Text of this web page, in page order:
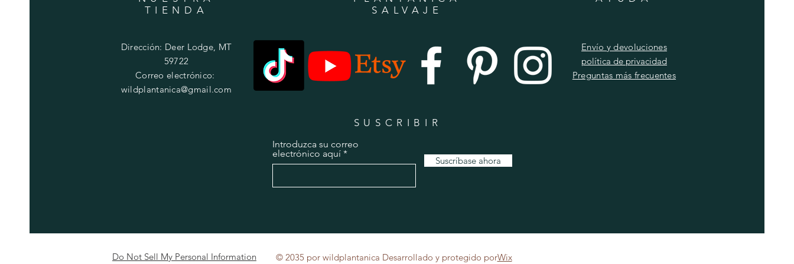
TIENDA
Dirección: Deer Lodge, MT
59722
Correo electrónico:
wildplantanica@gmail.com
SALVAJE
Envío y devoluciones
política de privacidad
Preguntas más frecuentes
SUSCRIBIR
Introduzca su correo
electrónico aquí
Suscríbase ahora
© 2035 por wildplantanica Desarrollado y protegido porWix
Do Not Sell My Personal Information